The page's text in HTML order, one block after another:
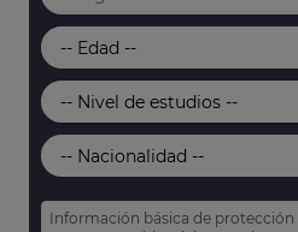
Información básica de protección